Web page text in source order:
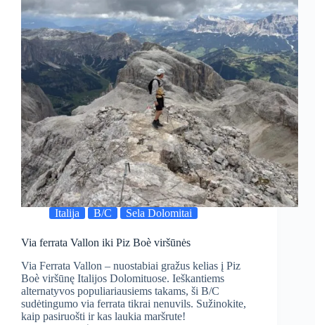
Italija B/C Sela Dolomitai
Via ferrata Vallon iki Piz Boè viršūnės
Via Ferrata Vallon – nuostabiai gražus kelias į Piz
Boè viršūnę Italijos Dolomituose. Ieškantiems
alternatyvos populiariausiems takams, ši B/C
sudėtingumo via ferrata tikrai nenuvils. Sužinokite,
kaip pasiruošti ir kas laukia maršrute!